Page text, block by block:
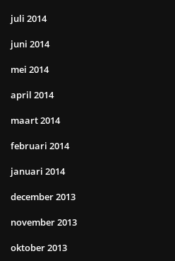
juli 2014
juni 2014
mei 2014
april 2014
maart 2014
februari 2014
januari 2014
december 2013
november 2013
oktober 2013